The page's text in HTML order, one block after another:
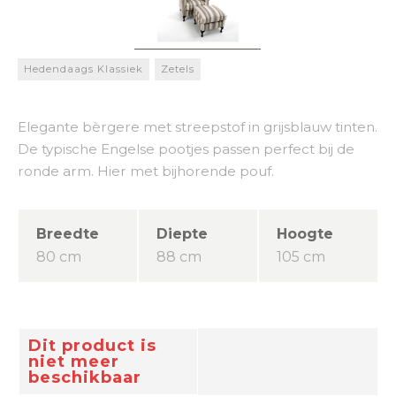
Hedendaags Klassiek Zetels
Elegante bèrgere met streepstof in grijsblauw tinten.
De typische Engelse pootjes passen perfect bij de
ronde arm. Hier met bijhorende pouf.
Breedte
80 cm
Diepte
88 cm
Hoogte
105 cm
Dit product is
niet meer
beschikbaar